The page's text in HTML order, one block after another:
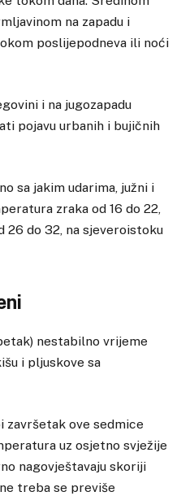
na zapadu i
poslijepodneva ili noći
i na jugozapadu
pojavu urbanih i bujičnih
sa jakim udarima, južni i
zraka od 16 do 22,
26 do 32, na sjeveroistoku
nestabilno vrijeme
i pljuskove sa
završetak ove sedmice
uz osjetno svježije
nagovještavaju skoriji
treba se previše